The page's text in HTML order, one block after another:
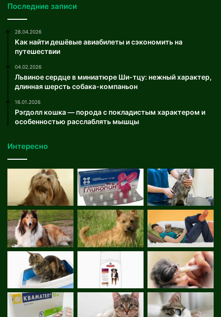
Последние записи
28.04.2026
Как найти дешёвые авиабилеты и сэкономить на
путешествии
04.02.2026
Львиное сердце в миниатюре Ши-тцу: нежный характер,
длинная шерсть собака-компаньон
16.01.2026
Рэгдолл кошка — порода с покладистым характером и
особенностью расслаблять мышцы
Интересно